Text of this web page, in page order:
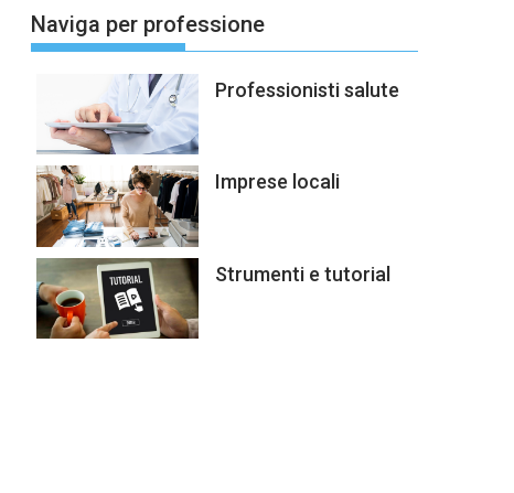
Naviga per professione
Professionisti salute
Imprese locali
Strumenti e tutorial